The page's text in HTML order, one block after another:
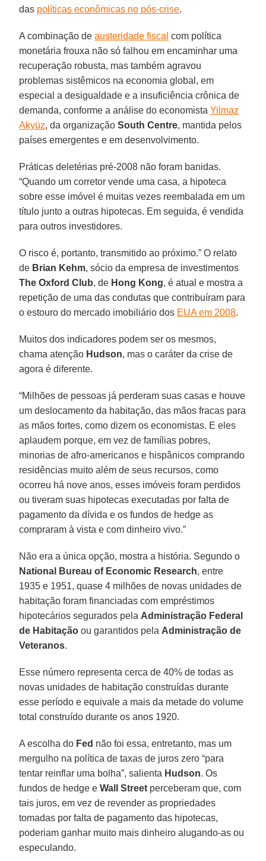
das políticas econômicas no pós-crise.
A combinação deausteridade fiscal com política
monetária frouxa não só falhou em encaminhar uma
recuperação robusta, mas também agravou
problemas sistêmicos na economia global, em
especial a desigualdade e a insuficiência crônica de
demanda, conforme a análise do economistaYilmaz
Akyüz, da organizaçãoSouth Centre, mantida pelos
países emergentes e em desenvolvimento.
Práticas deletérias pré-2008 não foram banidas.
“Quando um corretor vende uma casa, a hipoteca
sobre esse imóvel é muitas vezes reembalada em um
título junto a outras hipotecas. Em seguida, é vendida
para outros investidores.
O risco é, portanto, transmitido ao próximo.” O relato
de Brian Kehm, sócio da empresa de investimentos
The Oxford Club, de Hong Kong, é atual e mostra a
repetição de uma das condutas que contribuíram para
o estouro do mercado imobiliário dos EUA em 2008.
Muitos dos indicadores podem ser os mesmos,
chama atenção Hudson, mas o caráter da crise de
agora é diferente.
“Milhões de pessoas já perderam suas casas e houve
um deslocamento da habitação, das mãos fracas para
as mãos fortes, como dizem os economistas. E eles
aplaudem porque, em vez de famílias pobres,
minorias de afro-americanos e hispânicos comprando
residências muito além de seus recursos, como
ocorreu há nove anos, esses imóveis foram perdidos
ou tiveram suas hipotecas executadas por falta de
pagamento da dívida e os fundos de hedge as
compraram à vista e com dinheiro vivo.”
Não era a única opção, mostra a história. Segundo o
National Bureau of Economic Research, entre
1935 e 1951, quase 4 milhões de novas unidades de
habitação foram financiadas com empréstimos
hipotecários segurados pela Administração Federal
de Habitação ou garantidos pela Administração de
Veteranos.
Esse número representa cerca de 40% de todas as
novas unidades de habitação construídas durante
esse período e equivale a mais da metade do volume
total construído durante os anos 1920.
A escolha do Fed não foi essa, entretanto, mas um
mergulho na política de taxas de juros zero “para
tentar reinflar uma bolha”, salienta Hudson. Os
fundos de hedge eWall Street perceberam que, com
tais juros, em vez de revender as propriedades
tomadas por falta de pagamento das hipotecas,
poderiam ganhar muito mais dinheiro alugando-as ou
especulando.